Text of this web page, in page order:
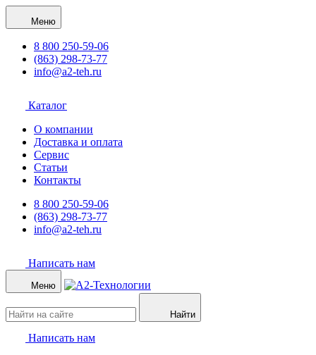
Меню
8 800 250-59-06
(863) 298-73-77
info@a2-teh.ru
Каталог
О компании
Доставка и оплата
Сервис
Статьи
Контакты
8 800 250-59-06
(863) 298-73-77
info@a2-teh.ru
Написать нам
Меню
Найти
Написать нам